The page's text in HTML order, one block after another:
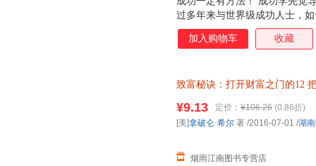
过多年来与世界级成功人士，
发现，想要成功或实现致富，
的致富智慧和经验，就能获得
纪创业者及期待财富增值者阅
加入购物车 收藏
致富秘诀：打开财富之门的12
¥9.13 定价： ¥106.26 (0.86折)
烟雨江南图书专营店
[美]拿破仑·希尔 著 /2016-07-01 /湖